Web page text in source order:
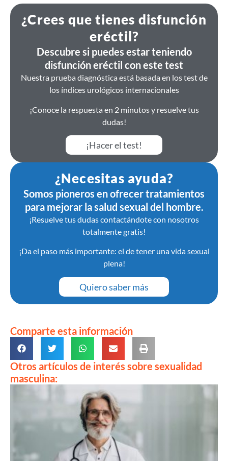
¿Crees que tienes disfunción
eréctil?
Descubre si puedes estar teniendo
disfunción eréctil con este test
Nuestra prueba diagnóstica está basada en los test de
los índices urológicos internacionales
¡Conoce la respuesta en 2 minutos y resuelve tus
dudas!
¡Hacer el test!
¿Necesitas ayuda?
Somos pioneros en ofrecer tratamientos
para mejorar la salud sexual del hombre.
¡Resuelve tus dudas contactándote con nosotros
totalmente gratis!
¡Da el paso más importante: el de tener una vida sexual
plena!
Quiero saber más
Comparte esta información
Otros artículos de interés sobre sexualidad
masculina: